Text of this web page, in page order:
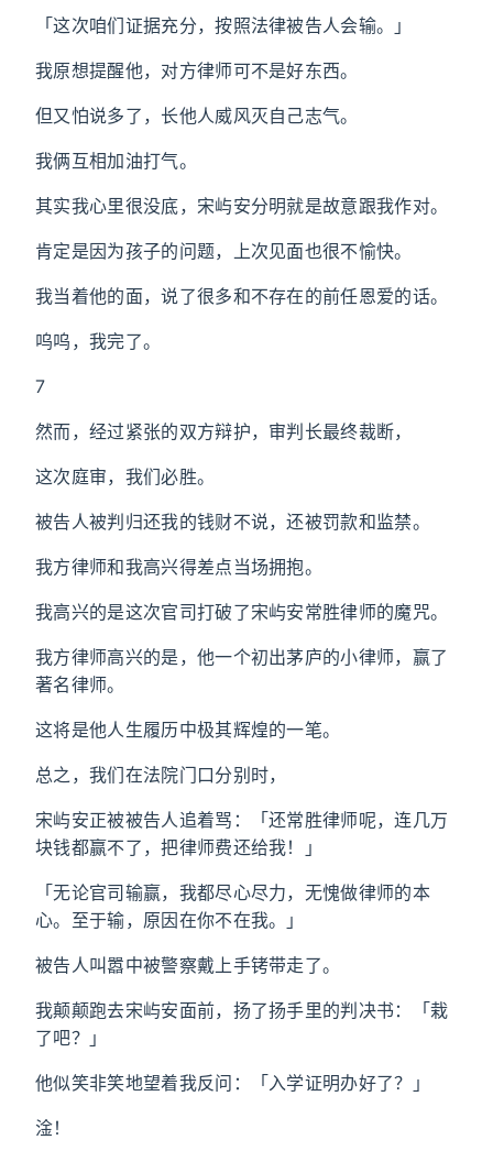
「这次咱们证据充分，按照法律被告人会输。」
我原想提醒他，对方律师可不是好东西。
但又怕说多了，长他人威风灭自己志气。
我俩互相加油打气。
其实我心里很没底，宋屿安分明就是故意跟我作对。
肯定是因为孩子的问题，上次见面也很不愉快。
我当着他的面，说了很多和不存在的前任恩爱的话。
呜呜，我完了。
7
然而，经过紧张的双方辩护，审判长最终裁断，
这次庭审，我们必胜。
被告人被判归还我的钱财不说，还被罚款和监禁。
我方律师和我高兴得差点当场拥抱。
我高兴的是这次官司打破了宋屿安常胜律师的魔咒。
我方律师高兴的是，他一个初出茅庐的小律师，赢了
著名律师。
这将是他人生履历中极其辉煌的一笔。
总之，我们在法院门口分别时，
宋屿安正被被告人追着骂：「还常胜律师呢，连几万
块钱都赢不了，把律师费还给我！」
「无论官司输赢，我都尽心尽力，无愧做律师的本
心。至于输，原因在你不在我。」
被告人叫嚣中被警察戴上手铐带走了。
我颠颠跑去宋屿安面前，扬了扬手里的判决书：「栽
了吧？」
他似笑非笑地望着我反问：「入学证明办好了？」
淦！